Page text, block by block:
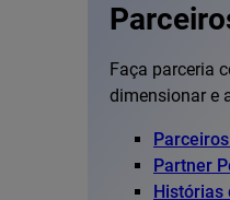
Faça parceria
dimensionar e
Partner
Histórias